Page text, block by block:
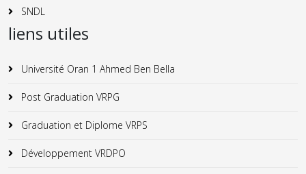
SNDL
liens utiles
Université Oran 1 Ahmed Ben Bella
Post Graduation VRPG
Graduation et Diplome VRPS
Développement VRDPO